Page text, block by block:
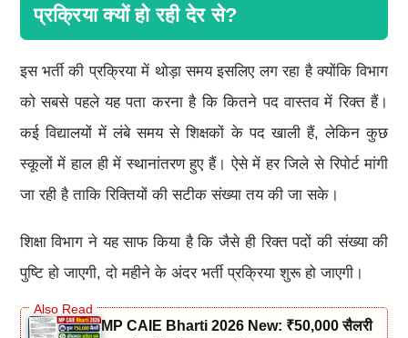
प्रक्रिया क्यों हो रही देर से?
इस भर्ती की प्रक्रिया में थोड़ा समय इसलिए लग रहा है क्योंकि विभाग
को सबसे पहले यह पता करना है कि कितने पद वास्तव में रिक्त हैं।
कई विद्यालयों में लंबे समय से शिक्षकों के पद खाली हैं, लेकिन कुछ
स्कूलों में हाल ही में स्थानांतरण हुए हैं। ऐसे में हर जिले से रिपोर्ट मांगी
जा रही है ताकि रिक्तियों की सटीक संख्या तय की जा सके।
शिक्षा विभाग ने यह साफ किया है कि जैसे ही रिक्त पदों की संख्या की
पुष्टि हो जाएगी, दो महीने के अंदर भर्ती प्रक्रिया शुरू हो जाएगी।
MP CAIE Bharti 2026 New: ₹50,000 सैलरी